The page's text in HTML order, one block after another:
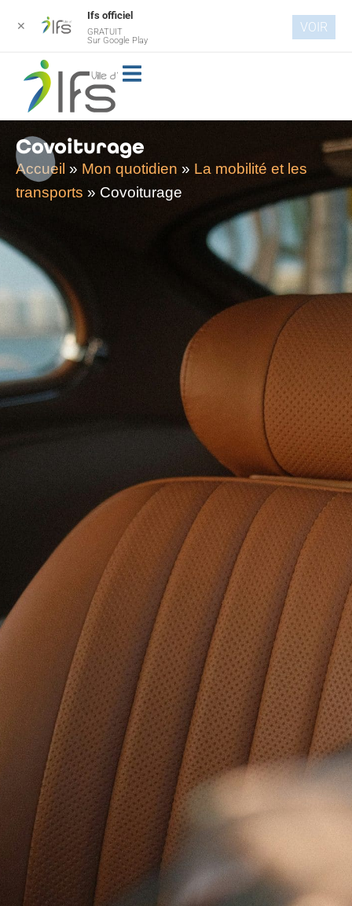
principal
Covoiturage
Accueil » Mon quotidien » La mobilité et les
transports » Covoiturage
✕
Ifs officiel
GRATUIT
Sur Google Play
VOIR